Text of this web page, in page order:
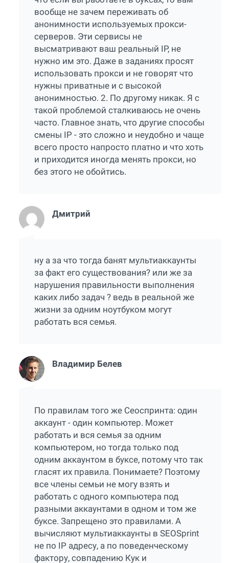
вообще не зачем переживать об
анонимности используемых прокси-
серверов. Эти сервисы не
высматривают ваш реальный IP, не
нужно им это. Даже в заданиях просят
использовать прокси и не говорят что
нужны приватные и с высокой
анонимностью. 2. По другому никак. Я с
такой проблемой сталкиваюсь не очень
часто. Главное знать, что другие способы
смены IP - это сложно и неудобно и чаще
всего просто напросто платно и что хоть
и приходится иногда менять прокси, но
без этого не обойтись.
Дмитрий
ну а за что тогда банят мультиаккаунты
за факт его существования? или же за
нарушения правильности выполнения
каких либо задач ? ведь в реальной же
жизни за одним ноутбуком могут
работать вся семья.
Владимир Белев
По правилам того же Сеоспринта: один
аккаунт - один компьютер. Может
работать и вся семья за одним
компьютером, но тогда только под
одним аккаунтом в буксе, потому что так
гласят их правила. Понимаете? Поэтому
все члены семьи не могу взять и
работать с одного компьютера под
разными аккаунтами в одном и том же
буксе. Запрещено это правилами. А
вычисляют мультиаккаунты в SEOSprint
не по IP адресу, а по поведенческому
фактору, совпадению Кук и